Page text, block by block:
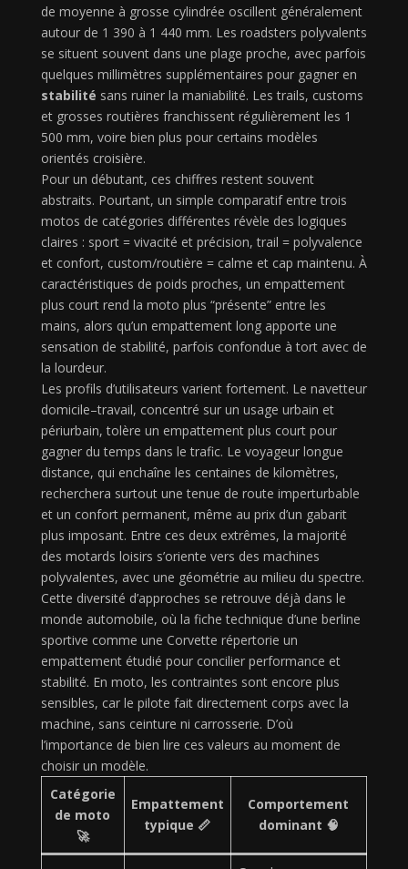
de moyenne à grosse cylindrée oscillent généralement
autour de 1 390 à 1 440 mm. Les roadsters polyvalents
se situent souvent dans une plage proche, avec parfois
quelques millimètres supplémentaires pour gagner en
stabilité sans ruiner la maniabilité. Les trails, customs
et grosses routières franchissent régulièrement les 1
500 mm, voire bien plus pour certains modèles
orientés croisière.
Pour un débutant, ces chiffres restent souvent
abstraits. Pourtant, un simple comparatif entre trois
motos de catégories différentes révèle des logiques
claires : sport = vivacité et précision, trail = polyvalence
et confort, custom/routière = calme et cap maintenu. À
caractéristiques de poids proches, un empattement
plus court rend la moto plus “présente” entre les
mains, alors qu’un empattement long apporte une
sensation de stabilité, parfois confondue à tort avec de
la lourdeur.
Les profils d’utilisateurs varient fortement. Le navetteur
domicile–travail, concentré sur un usage urbain et
périurbain, tolère un empattement plus court pour
gagner du temps dans le trafic. Le voyageur longue
distance, qui enchaîne les centaines de kilomètres,
recherchera surtout une tenue de route imperturbable
et un confort permanent, même au prix d’un gabarit
plus imposant. Entre ces deux extrêmes, la majorité
des motards loisirs s’oriente vers des machines
polyvalentes, avec une géométrie au milieu du spectre.
Cette diversité d’approches se retrouve déjà dans le
monde automobile, où la fiche technique d’une berline
sportive comme une Corvette répertorie un
empattement étudié pour concilier performance et
stabilité. En moto, les contraintes sont encore plus
sensibles, car le pilote fait directement corps avec la
machine, sans ceinture ni carrosserie. D’où
l’importance de bien lire ces valeurs au moment de
choisir un modèle.
Catégorie
de moto
🚀
Empattement
typique 📏
Comportement
dominant 🧠